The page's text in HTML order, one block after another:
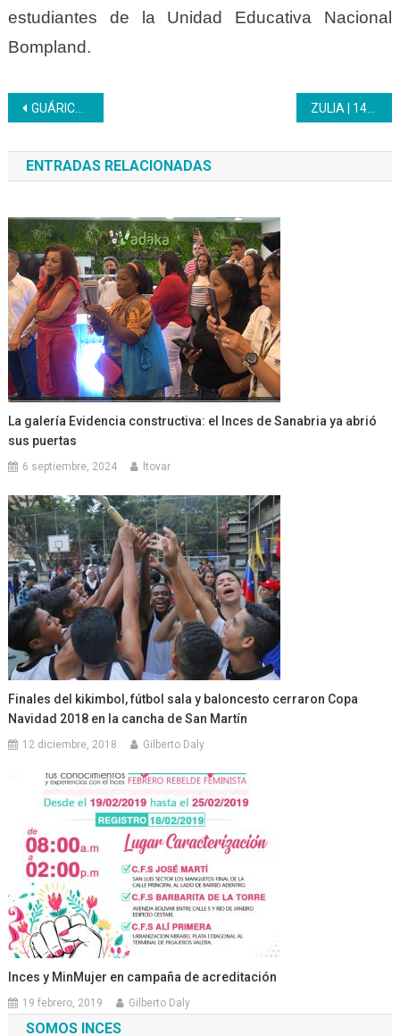
estudiantes de la Unidad Educativa Nacional
Bompland.
Navegación
de
entradas
GUÁRICO | El Inces se suma a la construcción de la ley para la protección de la figura del Libertador Simón Bolívar como padre de la patria ZULIA | 143 participantes egresan del Inces Zulia preparados para emprender y formados en sus territorios
ENTRADAS RELACIONADAS
La galería Evidencia constructiva: el Inces de Sanabria ya abrió
sus puertas
6 septiembre, 2024 ltovar
Finales del kikimbol, fútbol sala y baloncesto cerraron Copa
Navidad 2018 en la cancha de San Martín
12 diciembre, 2018 Gilberto Daly
Inces y MinMujer en campaña de acreditación
19 febrero, 2019 Gilberto Daly
SOMOS INCES